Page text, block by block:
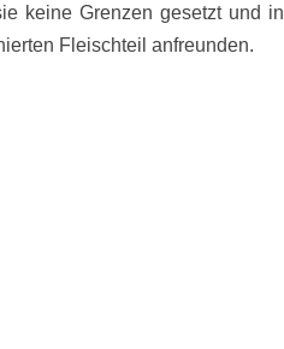
keine Grenzen gesetzt und in
Fleischteil anfreunden.